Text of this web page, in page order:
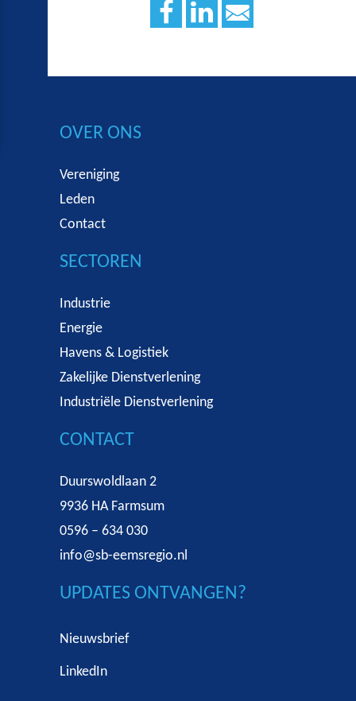
OVER ONS
Vereniging
Leden
Contact
SECTOREN
Industrie
Energie
Havens & Logistiek
Zakelijke Dienstverlening
Industriële Dienstverlening
CONTACT
Duurswoldlaan 2
9936 HA Farmsum
0596 – 634 030
info@sb-eemsregio.nl
UPDATES ONTVANGEN?
Nieuwsbrief
LinkedIn